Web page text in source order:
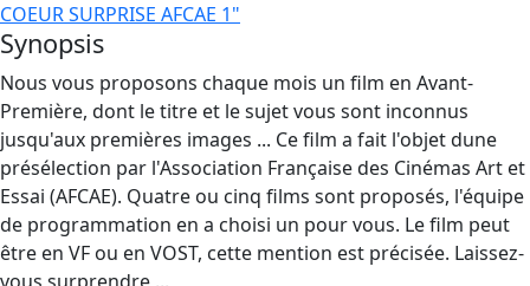
COEUR SURPRISE AFCAE 1"
Synopsis
Nous vous proposons chaque mois un film en Avant-
Première, dont le titre et le sujet vous sont inconnus
jusqu'aux premières images ... Ce film a fait l'objet dune
présélection par l'Association Française des Cinémas Art et
Essai (AFCAE). Quatre ou cinq films sont proposés, l'équipe
de programmation en a choisi un pour vous. Le film peut
être en VF ou en VOST, cette mention est précisée. Laissez-